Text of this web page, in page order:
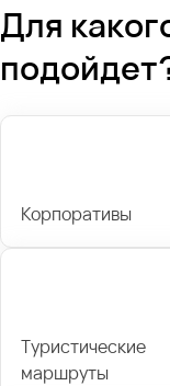
Для
Корпоративы
Туристические
маршруты